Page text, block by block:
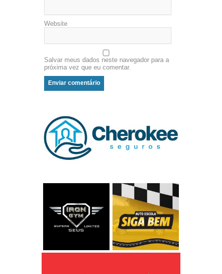
Website
Salvar meus dados neste navegador para a
próxima vez que eu comentar.